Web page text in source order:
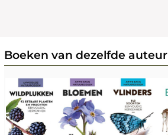
Boeken van dezelfde auteur